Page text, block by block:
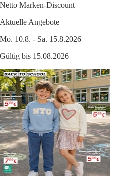
Netto Marken-Discount
Aktuelle Angebote
Mo. 10.8. - Sa. 15.8.2026
Gültig bis 15.08.2026